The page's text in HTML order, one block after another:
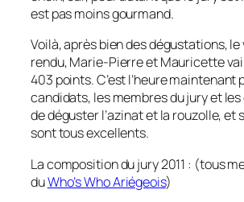
est pas moins gourmand.
Voilà, après bien des dégustations,
rendu, Marie-Pierre et Mauricette
403 points. C’est l’heure maintenant
candidats, les membres du jury et
de déguster l’azinat et la rouzolle, et
sont tous excellents.
La composition du jury 2011 : (tous
duWho’s Who Ariégeois)